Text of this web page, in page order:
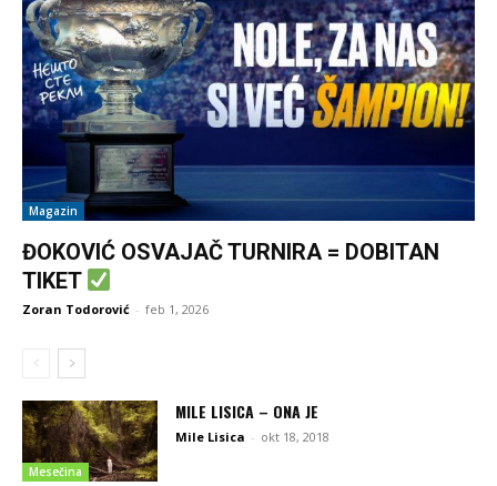
Magazin
ĐOKOVIĆ OSVAJAČ TURNIRA = DOBITAN
TIKET
Zoran Todorović - feb 1, 2026
Mesečina
MILE LISICA – ONA JE
Mile Lisica - okt 18, 2018